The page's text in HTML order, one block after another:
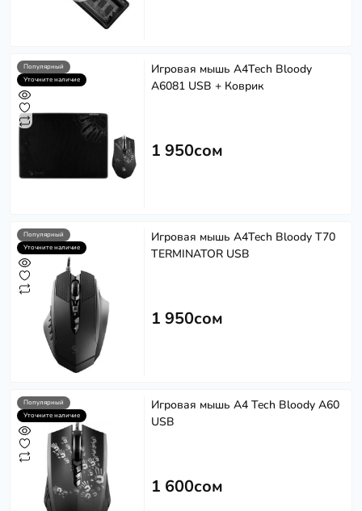
Популярный
Уточните наличие
Игровая мышь A4Tech Bloody
A6081 USB + Коврик
1 950сом
Популярный
Уточните наличие
Игровая мышь A4Tech Bloody T70
TERMINATOR USB
1 950сом
Популярный
Уточните наличие
Игровая мышь A4 Tech Bloody A60
USB
1 600сом